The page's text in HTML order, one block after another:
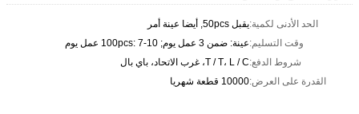
الحد الأدنى لكمية:يقبل 50pcs, أيضا عينة أمر
وقت التسليم:عينة: ضمن 3 عمل يوم; 100pcs: 7-10 عمل يوم
شروط الدفع:T / T، L / C، غرب الاتحاد، باي بال
القدرة على العرض:10000 قطعة شهريا